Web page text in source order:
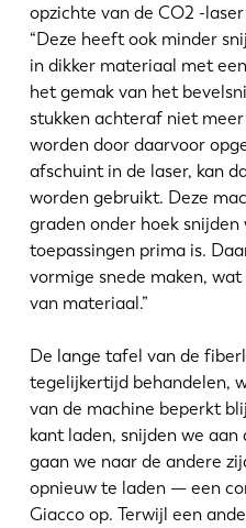
opzichte van de CO2 -
“Deze heeft ook minder
in dikker materiaal met
het gemak van het
stukken achteraf niet
worden door daarvoor
afschuint in de laser, kan
worden gebruikt. Deze
graden onder hoek
toepassingen prima is.
vormige snede maken,
van materiaal.”
De lange tafel van de
tegelijkertijd behandelen,
van de machine beperkt
kant laden, snijden we
gaan we naar de andere
opnieuw te laden — een
Giacco op. Terwijl een